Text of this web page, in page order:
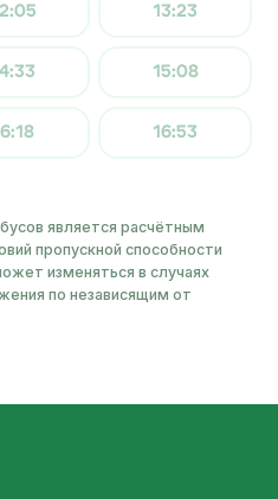
13:23
15:08
16:53
является расчётным
пропускной способности
изменяться в случаях
по независящим от